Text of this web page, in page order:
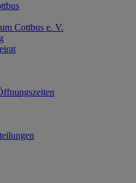
Cottbus e. V.